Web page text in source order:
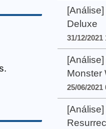
Deluxe
31/12/2021
Monster
25/06/2021